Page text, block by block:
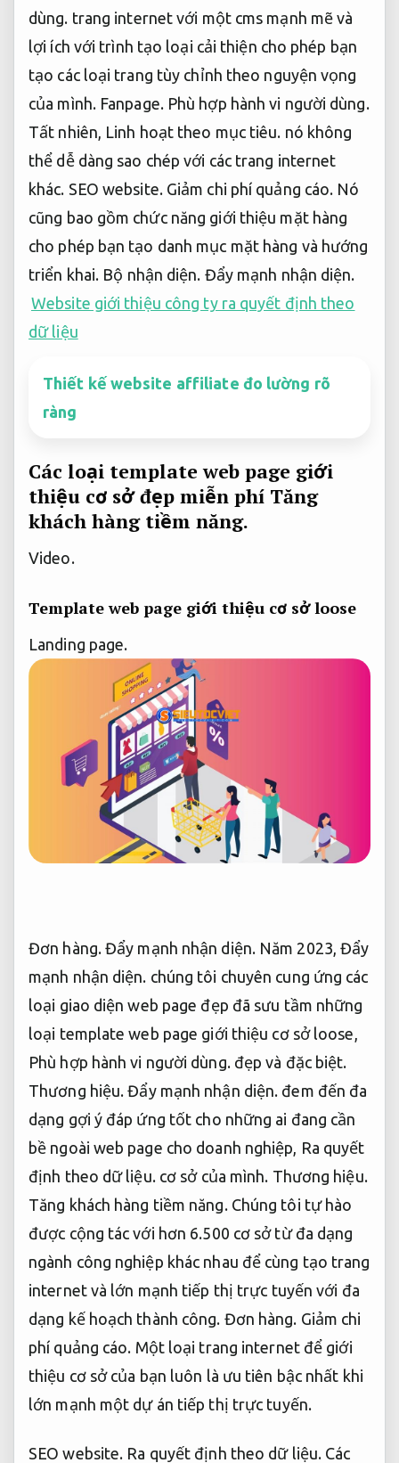
dùng. trang internet với một cms mạnh mẽ và
lợi ích với trình tạo loại cải thiện cho phép bạn
tạo các loại trang tùy chỉnh theo nguyện vọng
của mình. Fanpage. Phù hợp hành vi người dùng.
Tất nhiên, Linh hoạt theo mục tiêu. nó không
thể dễ dàng sao chép với các trang internet
khác. SEO website. Giảm chi phí quảng cáo. Nó
cũng bao gồm chức năng giới thiệu mặt hàng
cho phép bạn tạo danh mục mặt hàng và hướng
triển khai. Bộ nhận diện. Đẩy mạnh nhận diện.
Website giới thiệu công ty ra quyết định theo
dữ liệu
Thiết kế website affiliate đo lường rõ
ràng
Các loại template web page giới
thiệu cơ sở đẹp miễn phí Tăng
khách hàng tiềm năng.
Video.
Template web page giới thiệu cơ sở loose
Landing page.
Đơn hàng. Đẩy mạnh nhận diện. Năm 2023,Đẩy
mạnh nhận diện. chúng tôi chuyên cung ứng các
loại giao diện web page đẹp đã sưu tầm những
loại template web page giới thiệu cơ sở loose,
Phù hợp hành vi người dùng. đẹp và đặc biệt.
Thương hiệu. Đẩy mạnh nhận diện. đem đến đa
dạng gợi ý đáp ứng tốt cho những ai đang cần
bề ngoài web page cho doanh nghiệp, Ra quyết
định theo dữ liệu. cơ sở của mình. Thương hiệu.
Tăng khách hàng tiềm năng. Chúng tôi tự hào
được cộng tác với hơn 6.500 cơ sở từ đa dạng
ngành công nghiệp khác nhau để cùng tạo trang
internet và lớn mạnh tiếp thị trực tuyến với đa
dạng kế hoạch thành công. Đơn hàng. Giảm chi
phí quảng cáo. Một loại trang internet để giới
thiệu cơ sở của bạn luôn là ưu tiên bậc nhất khi
lớn mạnh một dự án tiếp thị trực tuyến.
SEO website. Ra quyết định theo dữ liệu. Các